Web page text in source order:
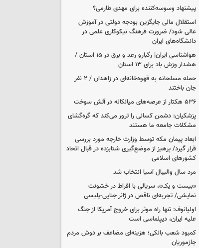
پیشنهاد وسوسه‌کننده برای مهدی طارمی؟
استقلال مالی جایگزین بودجه دولتی در آموزش
عالی شود/ ضرورت فرهنگ نیکوکاری علمی در
دانشگاه‌های ایران
هواشناسی ایران| رگبارو رعد و برق در ۱۵ استان /
هشدار وزش باد برای ۱۳ استان‌
حمله مسلحانه به قهوه‌خانه‌ای در زاهدان / ۲ نفر
جان باختند
۵۳۶ هکتار از عرصه‌های میانکاله در آتش سوخت
پزشکیان: دشمن کسانی را ترور می‌کند که گره‌گشای
مشکلات جامعه ما هستند
ابعاد پیمان مکه توسط وزارت خارجه مورد بررسی
قرار گیرد/ پرهیز از موضع‌گیری شتابزده در قبال اتحاد
کشورهای اسلامی
مرد سال والیبال آسیا انتخاب شد
«بیست و یک»، سریالی با افراط در خشونت
نمایشی/ تجربه‌ای ناقص در ژانر جنایی-پلیسی
اولیانوف: تنها راه موثر برای خروج آمریکا از جنگ
علیه ایران، دیپلماسی است
کمبود شعب بانکی؛ هزینه‌ای مضاعف بر دوش مردم
جازموریان